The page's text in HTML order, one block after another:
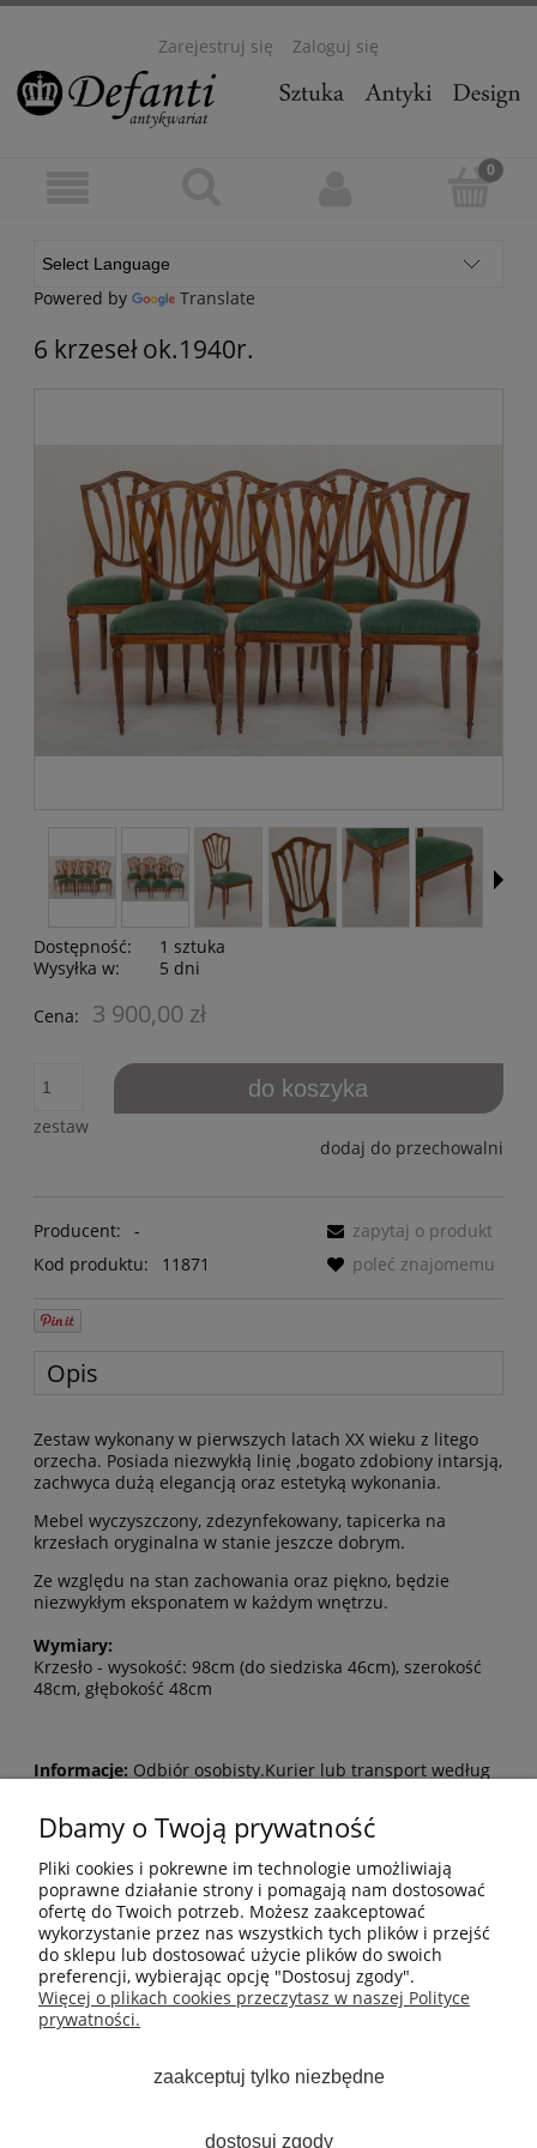
Zarejestruj się Zaloguj się
Powered by Translate
6 krzeseł ok.1940r.
Dostępność:
1 sztuka
Wysyłka w:
5 dni
Cena: 3 900,00 zł
zestaw
do koszyka
dodaj do przechowalni
Producent:
-
Kod produktu:
11871
zapytaj o produkt
poleć znajomemu
Opis
Zestaw wykonany w pierwszych latach XX wieku z litego
orzecha. Posiada niezwykłą linię ,bogato zdobiony intarsją,
zachwyca dużą elegancją oraz estetyką wykonania.
Mebel wyczyszczony, zdezynfekowany, tapicerka na
krzesłach oryginalna w stanie jeszcze dobrym.
Ze względu na stan zachowania oraz piękno, będzie
niezwykłym eksponatem w każdym wnętrzu.
Wymiary:
Krzesło - wysokość: 98cm (do siedziska 46cm), szerokość
48cm, głębokość 48cm
Informacje: Odbiór osobisty.Kurier lub transport według
firm kurierskich.
MOJE KONTO
PŁATNOŚCI I DOSTAWA
INFORMACJE
Dbamy o Twoją prywatność
Pliki cookies i pokrewne im technologie umożliwiają
poprawne działanie strony i pomagają nam dostosować
ofertę do Twoich potrzeb. Możesz zaakceptować
wykorzystanie przez nas wszystkich tych plików i przejść
do sklepu lub dostosować użycie plików do swoich
preferencji, wybierając opcję "Dostosuj zgody".
Więcej o plikach cookies przeczytasz w naszej Polityce
prywatności.
zaakceptuj tylko niezbędne
dostosuj zgody